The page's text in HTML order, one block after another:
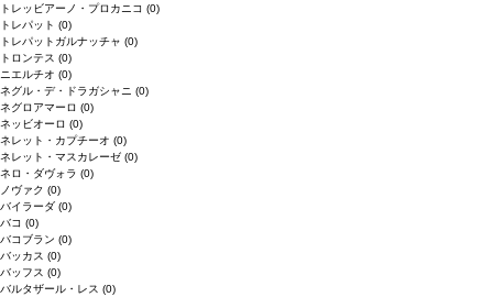
トレッビアーノ・プロカニコ (0)
トレパット (0)
トレパットガルナッチャ (0)
トロンテス (0)
ニエルチオ (0)
ネグル・デ・ドラガシャニ (0)
ネグロアマーロ (0)
ネッビオーロ (0)
ネレット・カプチーオ (0)
ネレット・マスカレーゼ (0)
ネロ・ダヴォラ (0)
ノヴァク (0)
バイラーダ (0)
バコ (0)
バコブラン (0)
バッカス (0)
バッフス (0)
バルタザール・レス (0)